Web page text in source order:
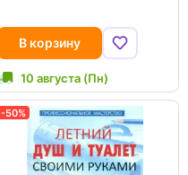
В корзину
10 августа (Пн)
-50%